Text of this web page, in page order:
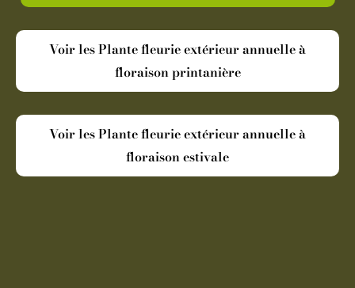
Voir les Plante fleurie extérieur annuelle à
floraison printanière
Voir les Plante fleurie extérieur annuelle à
floraison estivale